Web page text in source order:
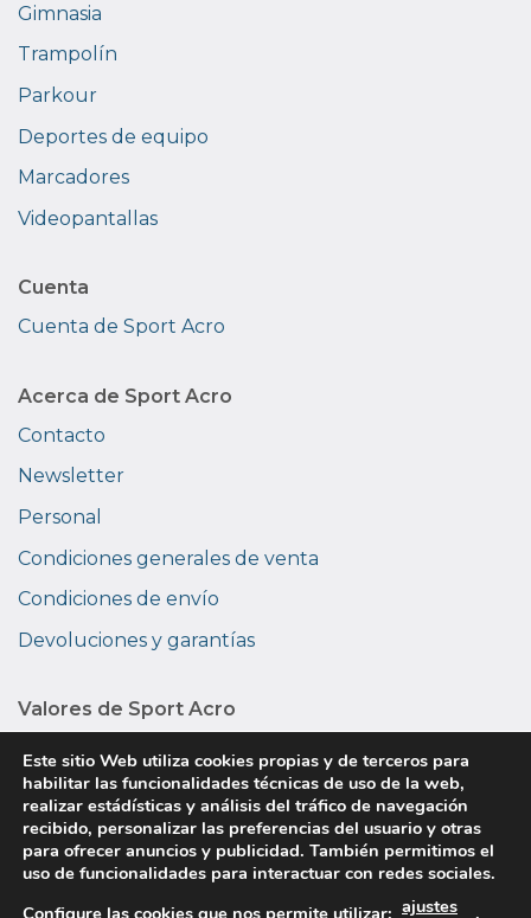
Gimnasia
Trampolín
Parkour
Deportes de equipo
Marcadores
Videopantallas
Cuenta
Cuenta de Sport Acro
Acerca de Sport Acro
Contacto
Newsletter
Personal
Condiciones generales de venta
Condiciones de envío
Devoluciones y garantías
Valores de Sport Acro
Privacidad
Sobre nosotros
Copyright © 2026 Sport Acro. Todos los derechos
Este sitio Web utiliza cookies propias y de terceros para
habilitar las funcionalidades técnicas de uso de la web,
realizar estádísticas y análisis del tráfico de navegación
recibido, personalizar las preferencias del usuario y otras
para ofrecer anuncios y publicidad. También permitimos el
uso de funcionalidades para interactuar con redes sociales.
Configure las cookies que nos permite utilizar: ajustes .